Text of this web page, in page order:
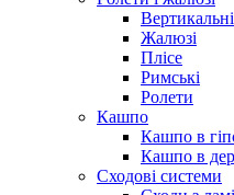
Вертикальні
Жалюзі
Плісе
Римські
Ролети
Кашпо
Кашпо в
Кашпо в
Сходові системи